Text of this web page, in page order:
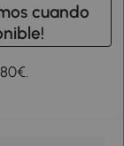
cuando